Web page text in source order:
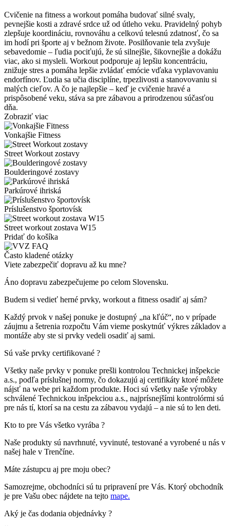
Cvičenie na fitness a workout pomáha budovať silné svaly,
pevnejšie kosti a zdravé srdce už od útleho veku. Pravidelný pohyb
zlepšuje koordináciu, rovnováhu a celkovú telesnú zdatnosť, čo sa
im hodí pri športe aj v bežnom živote. Posilňovanie tela zvyšuje
sebavedomie – ľudia pociťujú, že sú silnejšie, šikovnejšie a dokážu
viac, ako si mysleli. Workout podporuje aj lepšiu koncentráciu,
znižuje stres a pomáha lepšie zvládať emócie vďaka vyplavovaniu
endorfínov. Ľudia sa učia disciplíne, trpezlivosti a stanovovaniu si
malých cieľov. A čo je najlepšie – keď je cvičenie hravé a
prispôsobené veku, stáva sa pre zábavou a prirodzenou súčasťou
dňa.
Zobraziť viac
Vonkajšie Fitness
Street Workout zostavy
Boulderingové zostavy
Parkúrové ihriská
Príslušenstvo športovísk
Street workout zostava W15
Pridať do košíka
Často kladené otázky
Viete zabezpečiť dopravu až ku mne?
Áno dopravu zabezpečujeme po celom Slovensku.
Budem si vedieť herné prvky, workout a fitness osadiť aj sám?
Každý prvok v našej ponuke je dostupný „na kľúč“, no v prípade
záujmu a šetrenia rozpočtu Vám vieme poskytnúť výkres základov a
montáže aby ste si prvky vedeli osadiť aj sami.
Sú vaše prvky certifikované ?
Všetky naše prvky v ponuke prešli kontrolou Technickej inšpekcie
a.s., podľa príslušnej normy, čo dokazujú aj certifikáty ktoré môžete
nájsť na webe pri každom produkte. Hoci sú všetky naše výrobky
schválené Technickou inšpekciou a.s., najprísnejšími kontrolórmi sú
pre nás tí, ktorí sa na cestu za zábavou vydajú – a nie sú to len deti.
Kto to pre Vás všetko vyrába ?
Naše produkty sú navrhnuté, vyvinuté, testované a vyrobené u nás v
našej hale v Trenčíne.
Máte zástupcu aj pre moju obec?
Samozrejme, obchodníci sú tu pripravení pre Vás. Ktorý obchodník
je pre Vašu obec nájdete na tejto mape.
Aký je čas dodania objednávky ?